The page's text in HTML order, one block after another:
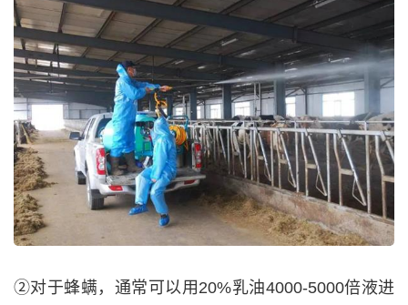
②对于蜂螨，通常可以用20%乳油4000-5000倍液进